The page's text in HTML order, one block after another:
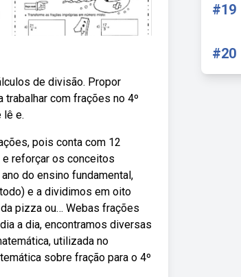
de divisão. Propor
com frações no 4º
lê e.
pois conta com 12
reforçar os conceitos
do ensino fundamental,
e a dividimos em oito
pizza ou… Webas frações
a dia, encontramos diversas
utilizada no
sobre fração para o 4º
#19
#20